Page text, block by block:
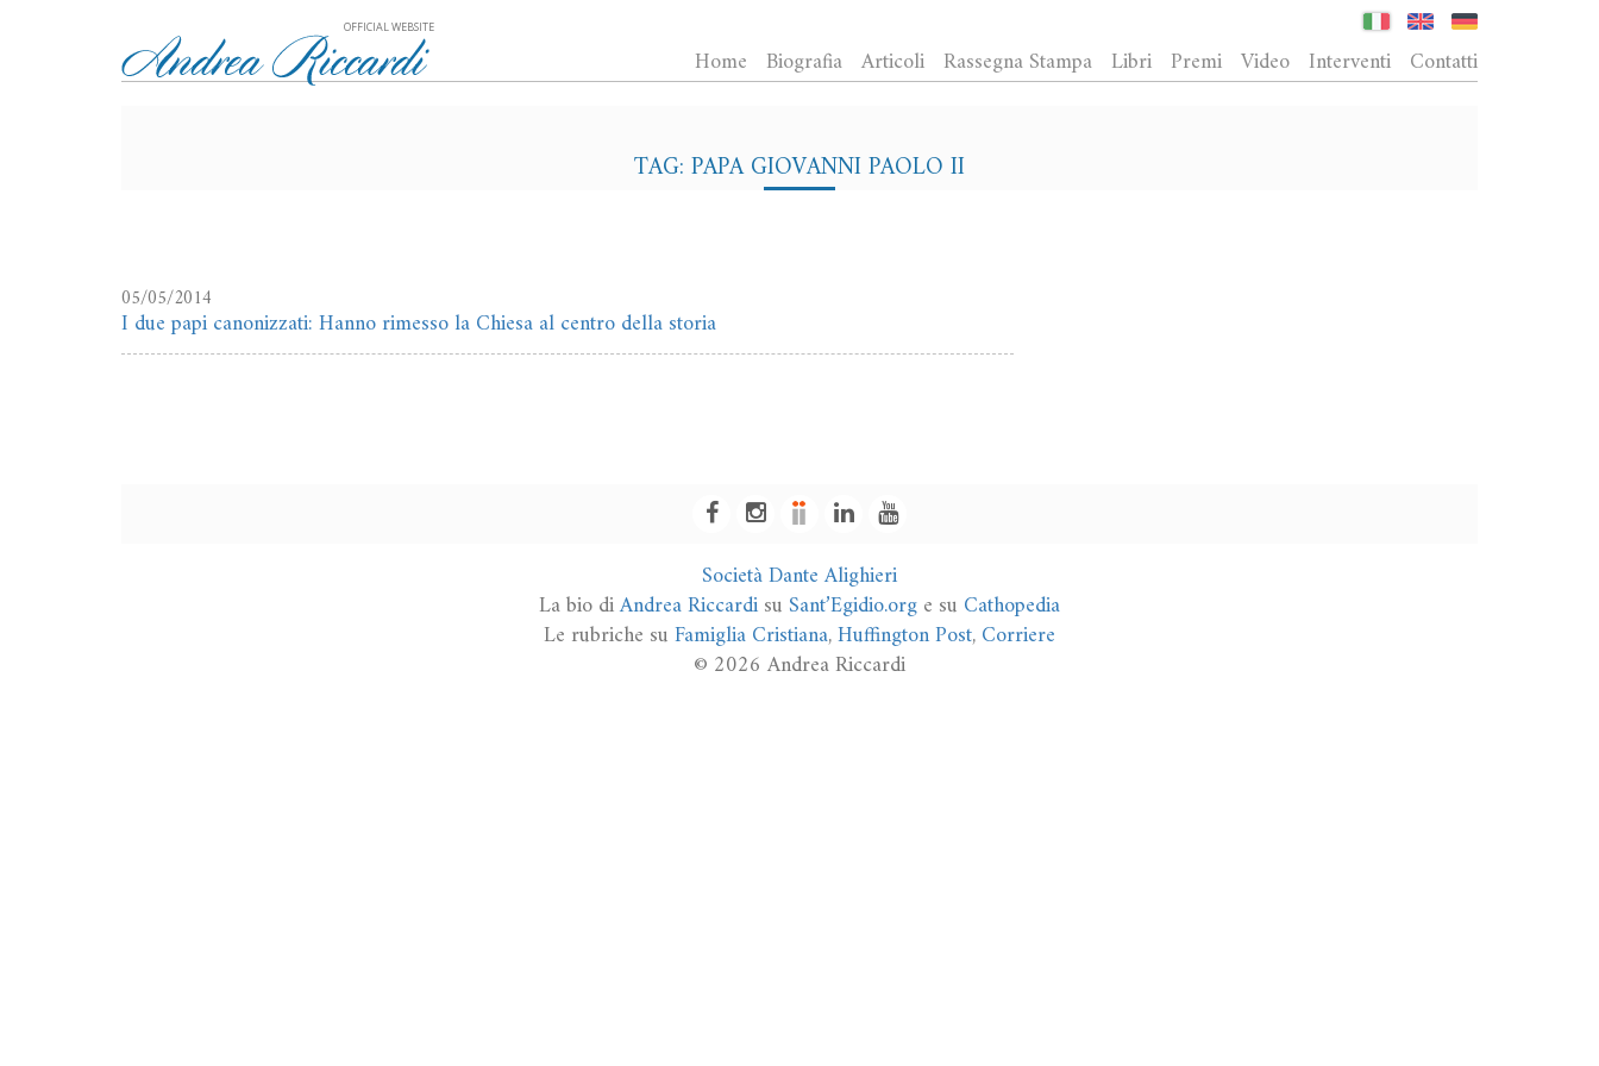
OFFICIAL WEBSITE
Home Biografia Articoli Rassegna Stampa Libri Premi Video Interventi Contatti
TAG: PAPA GIOVANNI PAOLO II
05/05/2014
I due papi canonizzati: Hanno rimesso la Chiesa al centro della storia
Società Dante Alighieri
La bio diAndrea RiccardisuSant’Egidio.orge su Cathopedia
Le rubriche suFamiglia Cristiana,Huffington Post,Corriere
© 2026 Andrea Riccardi